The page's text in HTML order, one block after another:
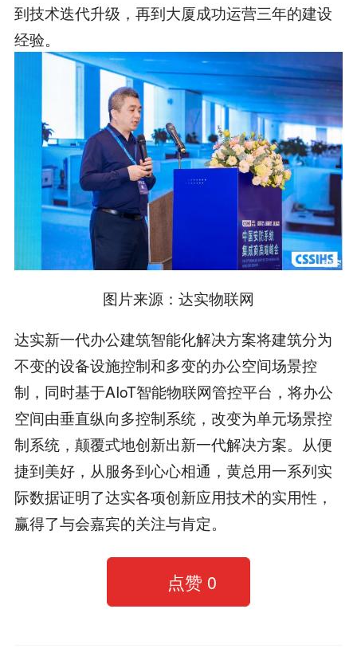
到技术迭代升级，再到大厦成功运营三年的建设
经验。
图片来源：达实物联网
达实新一代办公建筑智能化解决方案将建筑分为
不变的设备设施控制和多变的办公空间场景控
制，同时基于AIoT智能物联网管控平台，将办公
空间由垂直纵向多控制系统，改变为单元场景控
制系统，颠覆式地创新出新一代解决方案。从便
捷到美好，从服务到心心相通，黄总用一系列实
际数据证明了达实各项创新应用技术的实用性，
赢得了与会嘉宾的关注与肯定。
点赞 0